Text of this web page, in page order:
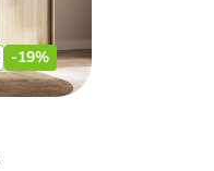
-19%